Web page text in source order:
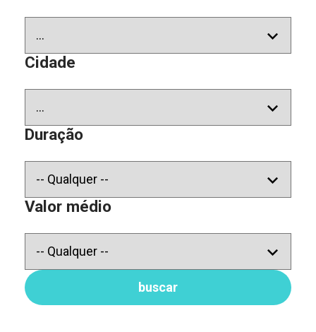
Cidade
Duração
Valor médio
buscar